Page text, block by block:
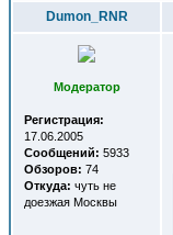
Dumon_RNR
Модератор
Регистрация:
17.06.2005
Сообщений: 5933
Обзоров: 74
Откуда: чуть не
доезжая Москвы